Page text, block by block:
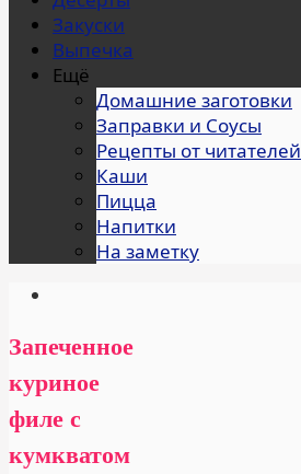
Закуски
Выпечка
Ещё
Домашние заготовки
Заправки и Соусы
Рецепты от читателей
Каши
Пицца
Напитки
На заметку
Запеченное
куриное
филе с
кумкватом